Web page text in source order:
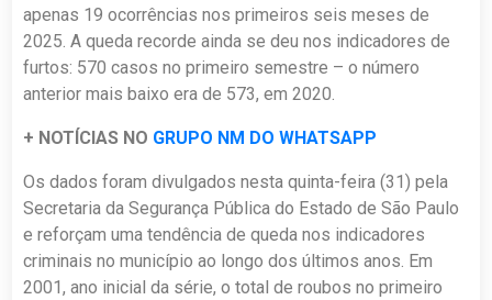
apenas 19 ocorrências nos primeiros seis meses de
2025. A queda recorde ainda se deu nos indicadores de
furtos: 570 casos no primeiro semestre – o número
anterior mais baixo era de 573, em 2020.
+ NOTÍCIAS NO GRUPO NM DO WHATSAPP
Os dados foram divulgados nesta quinta-feira (31) pela
Secretaria da Segurança Pública do Estado de São Paulo
e reforçam uma tendência de queda nos indicadores
criminais no município ao longo dos últimos anos. Em
2001, ano inicial da série, o total de roubos no primeiro